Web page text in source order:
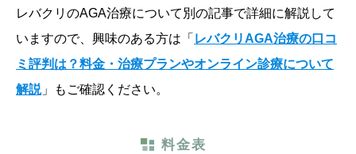
レバクリのAGA治療について別の記事で詳細に解説して
いますので、興味のある方は「 レバクリAGA治療の口コ
ミ評判は？料金・治療プランやオンライン診療について
解説」もご確認ください。
料金表